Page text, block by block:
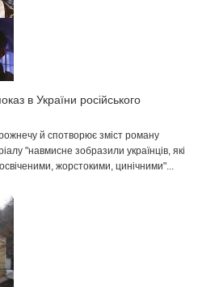
в України російського
й спотворює зміст роману
"навмисне зобразили українців, які
жорстокими, цинічними"...